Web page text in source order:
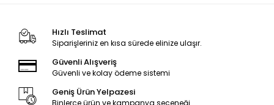
Hızlı Teslimat
Siparişleriniz en kısa sürede elinize ulaşır.
Güvenli Alışveriş
Güvenli ve kolay ödeme sistemi
Geniş Ürün Yelpazesi